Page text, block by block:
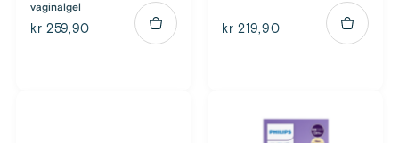
vaginalgel
kr 259,90 kr 219,90